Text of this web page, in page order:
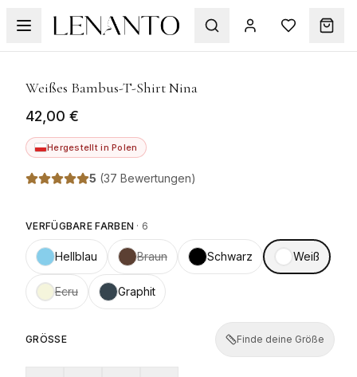
Weißes Bambus-T-Shirt Nina
42,00 €
Hergestellt in Polen
5 (37 Bewertungen)
VERFÜGBARE FARBEN · 6
Hellblau Braun Schwarz Weiß
Ecru Graphit
GRÖSSE Finde deine Größe